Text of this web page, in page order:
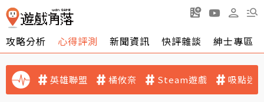
攻略分析 心得評測 新聞資訊 快評雜談 紳士專區
英雄聯盟 橘攸奈 Steam遊戲 吸點迷